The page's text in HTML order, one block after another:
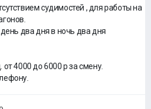
судимостей , для работы на
два дня в ночь два дня
4000 до 6000 р за смену.